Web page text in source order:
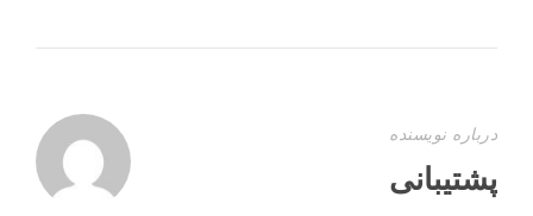
درباره نویسنده
پشتیبانی